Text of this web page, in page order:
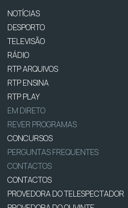
NOTÍCIAS
DESPORTO
TELEVISÃO
RÁDIO
RTP ARQUIVOS
RTP ENSINA
RTP PLAY
EM DIRETO
REVER PROGRAMAS
CONCURSOS
PERGUNTAS FREQUENTES
CONTACTOS
CONTACTOS
PROVEDORA DO TELESPECTADOR